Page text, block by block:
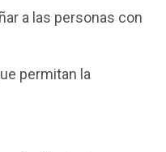
a las personas con
permitan la